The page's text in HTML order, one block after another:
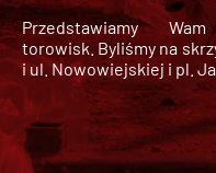
Przedstawiamy
torowisk. Byliśmy na
i ul. Nowowiejskiej i pl.